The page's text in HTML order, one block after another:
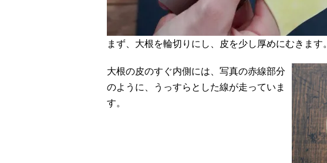
まず、大根を輪切りにし、皮を少し厚めにむきます。
大根の皮のすぐ内側には、写真の赤線部分
のように、うっすらとした線が走っていま
す。